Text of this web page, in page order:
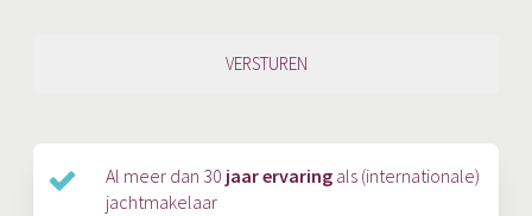
Al meer dan 30 jaar ervaring als (internationale)
jachtmakelaar